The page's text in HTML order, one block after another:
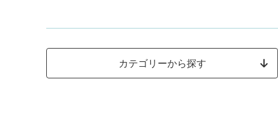
カテゴリーから探す